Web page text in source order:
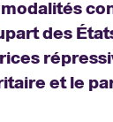
des
et le